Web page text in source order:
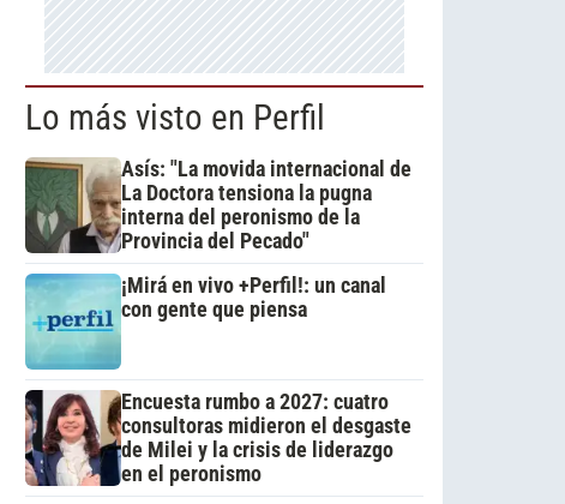
Lo más visto en Perfil
Asís: "La movida internacional de
La Doctora tensiona la pugna
interna del peronismo de la
Provincia del Pecado"
¡Mirá en vivo +Perfil!: un canal
con gente que piensa
Encuesta rumbo a 2027: cuatro
consultoras midieron el desgaste
de Milei y la crisis de liderazgo
en el peronismo